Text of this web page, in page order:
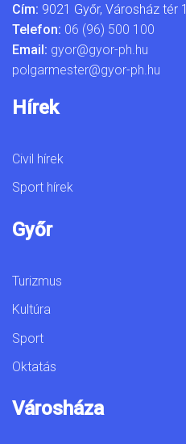
Cím: 9021 Győr, Városház tér 1.
Telefon: 06 (96) 500 100
Email: gyor@gyor-ph.hu
polgarmester@gyor-ph.hu
Hírek
Civil hírek
Sport hírek
Győr
Turizmus
Kultúra
Sport
Oktatás
Városháza